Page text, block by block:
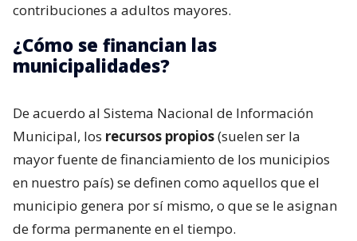
contribuciones a adultos mayores.
¿Cómo se financian las
municipalidades?
De acuerdo al Sistema Nacional de Información
Municipal, los recursos propios(suelen ser la
mayor fuente de financiamiento de los municipios
en nuestro país) se definen como aquellos que el
municipio genera por sí mismo, o que se le asignan
de forma permanente en el tiempo.